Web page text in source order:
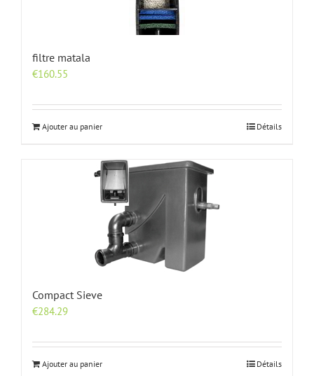
filtre matala
€160.55
Ajouter au panier Détails
Compact Sieve
€284.29
Ajouter au panier Détails